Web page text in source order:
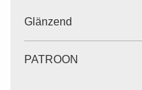
Glänzend
PATROON